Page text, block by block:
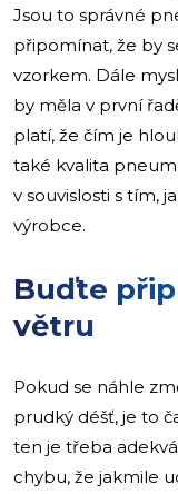
Jsou to správné
připomínat, že by
vzorkem. Dále
by měla v první
platí, že čím je
také kvalita
v souvislosti s tím,
výrobce.
Buďte
větru
Pokud se náhle
prudký déšť, je to
ten je třeba
chybu, že jakmile